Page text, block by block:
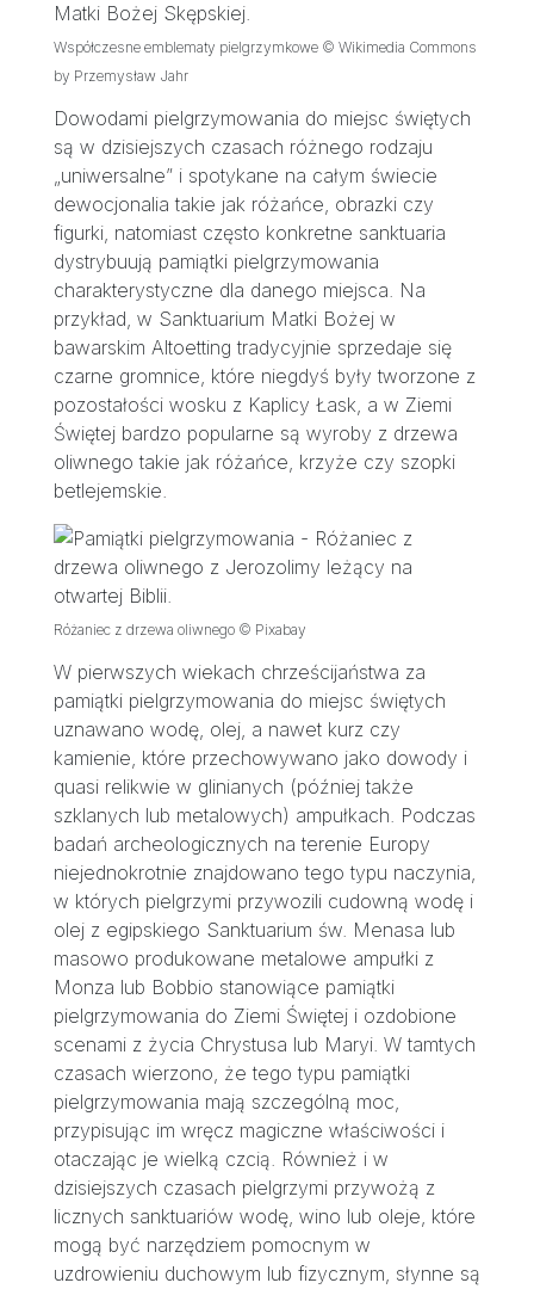
Współczesne emblematy pielgrzymkowe © Wikimedia Commons
by Przemysław Jahr
Dowodami pielgrzymowania do miejsc świętych
są w dzisiejszych czasach różnego rodzaju
„uniwersalne” i spotykane na całym świecie
dewocjonalia takie jak różańce, obrazki czy
figurki, natomiast często konkretne sanktuaria
dystrybuują pamiątki pielgrzymowania
charakterystyczne dla danego miejsca. Na
przykład, w Sanktuarium Matki Bożej w
bawarskim Altoetting tradycyjnie sprzedaje się
czarne gromnice, które niegdyś były tworzone z
pozostałości wosku z Kaplicy Łask, a w Ziemi
Świętej bardzo popularne są wyroby z drzewa
oliwnego takie jak różańce, krzyże czy szopki
betlejemskie.
Różaniec z drzewa oliwnego © Pixabay
W pierwszych wiekach chrześcijaństwa za
pamiątki pielgrzymowania do miejsc świętych
uznawano wodę, olej, a nawet kurz czy
kamienie, które przechowywano jako dowody i
quasi relikwie w glinianych (później także
szklanych lub metalowych) ampułkach. Podczas
badań archeologicznych na terenie Europy
niejednokrotnie znajdowano tego typu naczynia,
w których pielgrzymi przywozili cudowną wodę i
olej z egipskiego Sanktuarium św. Menasa lub
masowo produkowane metalowe ampułki z
Monza lub Bobbio stanowiące pamiątki
pielgrzymowania do Ziemi Świętej i ozdobione
scenami z życia Chrystusa lub Maryi. W tamtych
czasach wierzono, że tego typu pamiątki
pielgrzymowania mają szczególną moc,
przypisując im wręcz magiczne właściwości i
otaczając je wielką czcią. Również i w
dzisiejszych czasach pielgrzymi przywożą z
licznych sanktuariów wodę, wino lub oleje, które
mogą być narzędziem pomocnym w
uzdrowieniu duchowym lub fizycznym, słynne są